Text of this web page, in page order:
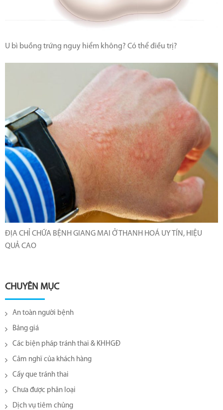
U bì buồng trứng nguy hiểm không? Có thể điều trị?
ĐỊA CHỈ CHỮA BỆNH GIANG MAI Ở THANH HOÁ UY TÍN, HIỆU
QUẢ CAO
CHUYÊN MỤC
An toàn người bệnh
Bảng giá
Các biện pháp tránh thai & KHHGĐ
Cảm nghĩ của khách hàng
Cấy que tránh thai
Chưa được phân loại
Dịch vụ tiêm chủng